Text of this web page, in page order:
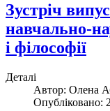
Зустріч
навчально-
і філософії
Деталі
Автор: Олена
Опубліковано: